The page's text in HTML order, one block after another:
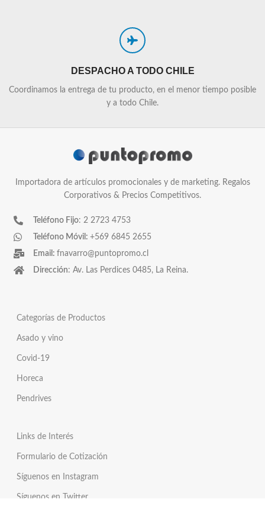
DESPACHO A TODO CHILE
Coordinamos la entrega de tu producto, en el menor tiempo posible
y a todo Chile.
Importadora de artículos promocionales y de marketing. Regalos
Corporativos & Precios Competitivos.
Teléfono Fijo: 2 2723 4753
Teléfono Móvil: +569 6845 2655
Email: fnavarro@puntopromo.cl
Dirección: Av. Las Perdices 0485, La Reina.
Categorías de Productos
Asado y vino
Covid-19
Horeca
Pendrives
Links de Interés
Formulario de Cotización
Síguenos en Instagram
Síguenos en Twitter